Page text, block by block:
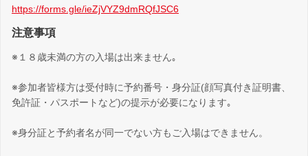
https://forms.gle/ieZjVYZ9dmRQfJSC6
注意事項
※１８歳未満の方の入場は出来ません｡
※参加者皆様方は受付時に予約番号・身分証(顔写真付き証明書、
免許証・パスポートなど)の提示が必要になります｡
※身分証と予約者名が同一でない方もご入場はできません。